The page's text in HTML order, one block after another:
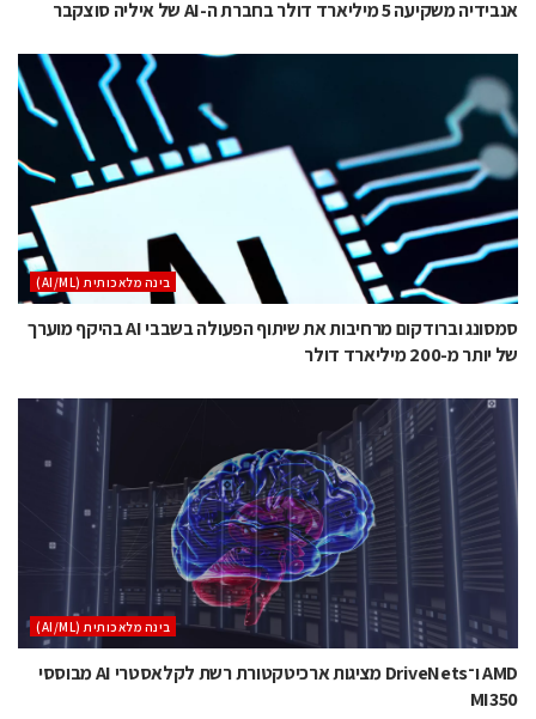
אנבידיה משקיעה 5 מיליארד דולר בחברת ה-AI של איליה סוצקבר
בינה מלאכותית (AI/ML)
סמסונג וברודקום מרחיבות את שיתוף הפעולה בשבבי AI בהיקף מוערך
של יותר מ-200 מיליארד דולר
בינה מלאכותית (AI/ML)
AMD ו־DriveNets מציגות ארכיטקטורת רשת לקלאסטרי AI מבוססי
MI350